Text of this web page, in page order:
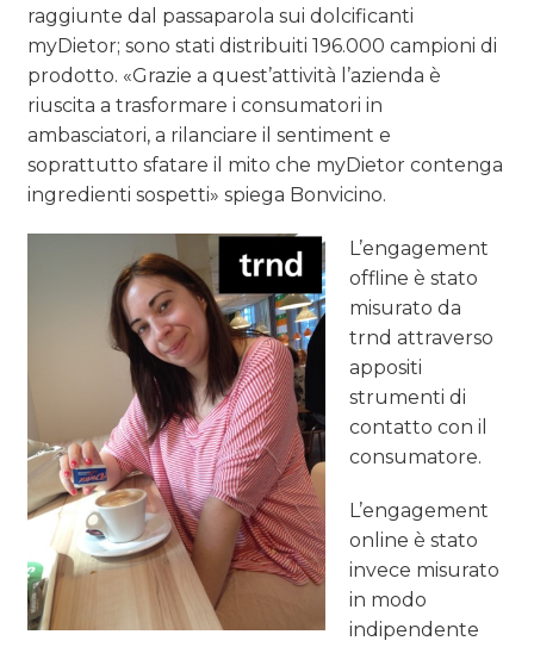
raggiunte dal passaparola sui dolcificanti
myDietor; sono stati distribuiti 196.000 campioni di
prodotto. «Grazie a quest’attività l’azienda è
riuscita a trasformare i consumatori in
ambasciatori, a rilanciare il sentiment e
soprattutto sfatare il mito che myDietor contenga
ingredienti sospetti» spiega Bonvicino.
L’engagement
offline è stato
misurato da
trnd attraverso
appositi
strumenti di
contatto con il
consumatore.
L’engagement
online è stato
invece misurato
in modo
indipendente